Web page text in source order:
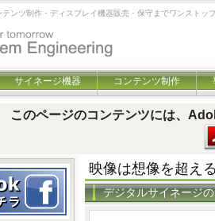
ンツ制作・ディスプレイ機器販売・保守までワンストッ
サイネージ機器 コンテンツ制作
このページのコンテンツには、
映像は想像を超え
デジタルサイネージ